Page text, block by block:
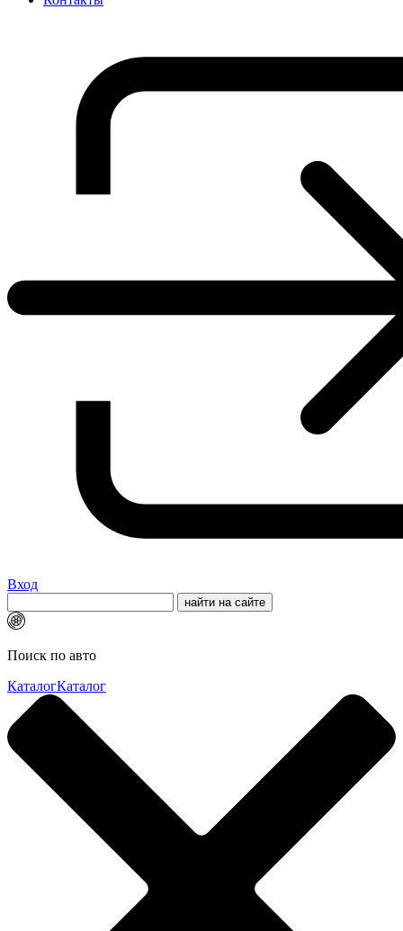
Вход
Поиск по авто
КаталогКаталог